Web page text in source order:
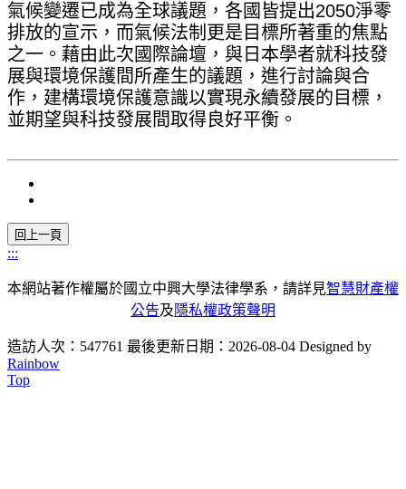
氣候變遷已成為全球議題，各國皆提出2050淨零
排放的宣示，而氣候法制更是目標所著重的焦點
之一。藉由此次國際論壇，與日本學者就科技發
展與環境保護間所產生的議題，進行討論與合
作，建構環境保護意識以實現永續發展的目標，
並期望與科技發展間取得良好平衡。
:::
本網站著作權屬於國立中興大學法律學系，請詳見智慧財產權
公告及隱私權政策聲明
造訪人次：547761 最後更新日期：2026-08-04 Designed by
Rainbow
Top